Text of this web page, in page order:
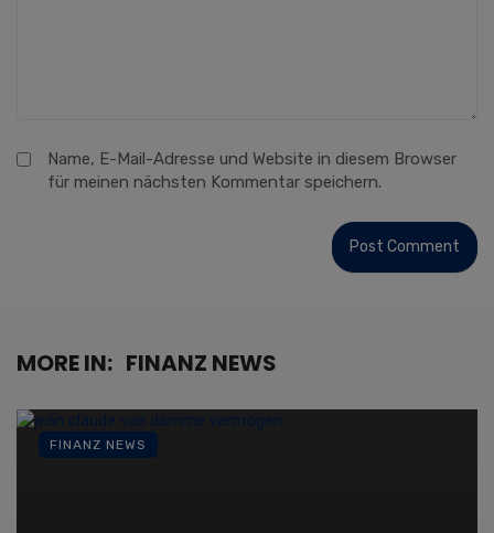
Name, E-Mail-Adresse und Website in diesem Browser
für meinen nächsten Kommentar speichern.
MORE IN: FINANZ NEWS
FINANZ NEWS